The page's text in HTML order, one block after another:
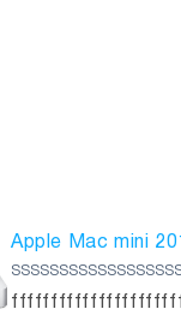
Apple Mac mini